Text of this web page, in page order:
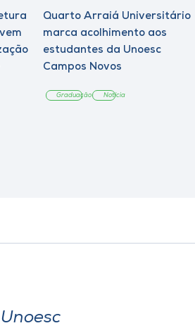
Quarto Arraiá Universitário
marca acolhimento aos
estudantes da Unoesc
Campos Novos
Graduação Notícia